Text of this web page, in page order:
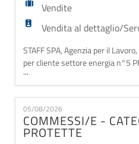
Vendite
Vendita al dettaglio/
STAFF SPA, Agenzia per il
per cliente settore energia n°5
COMMERCIALI, da inserire
Bari: Santa Caterina-
Mongolfiera Pasteur Le risorse
Presidiare i desk nella galleria
Promozione del brand e servizi
d
...
05/08/2026
COMMESSI/E -
PROTETTE